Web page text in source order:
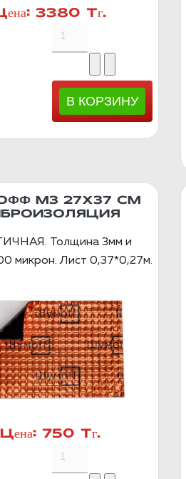
3380 Тг.
М3 27Х37 СМ
Толщина 3мм и
микрон. Лист 0,37*0,27м.
Цена: 750 Тг.